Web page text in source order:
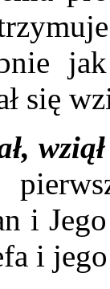
się
i
i